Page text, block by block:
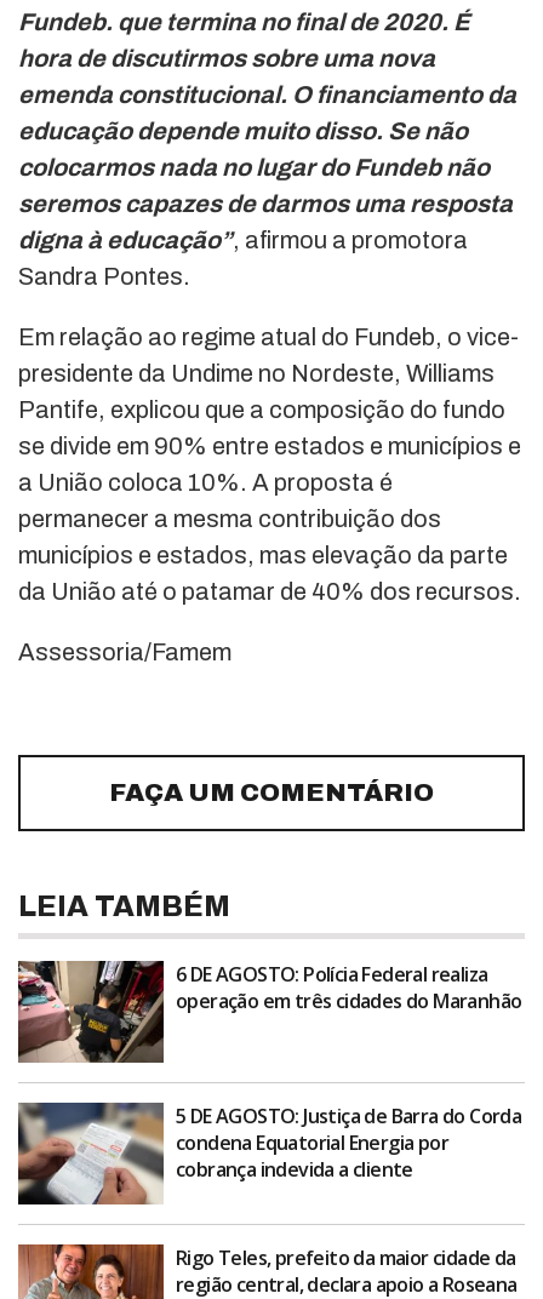
Fundeb. que termina no final de 2020. É
hora de discutirmos sobre uma nova
emenda constitucional. O financiamento da
educação depende muito disso. Se não
colocarmos nada no lugar do Fundeb não
seremos capazes de darmos uma resposta
digna à educação”, afirmou a promotora
Sandra Pontes.
Em relação ao regime atual do Fundeb, o vice-
presidente da Undime no Nordeste, Williams
Pantife, explicou que a composição do fundo
se divide em 90% entre estados e municípios e
a União coloca 10%. A proposta é
permanecer a mesma contribuição dos
municípios e estados, mas elevação da parte
da União até o patamar de 40% dos recursos.
Assessoria/Famem
FAÇA UM COMENTÁRIO
LEIA TAMBÉM
6 DE AGOSTO: Polícia Federal realiza
operação em três cidades do Maranhão
5 DE AGOSTO: Justiça de Barra do Corda
condena Equatorial Energia por
cobrança indevida a cliente
Rigo Teles, prefeito da maior cidade da
região central, declara apoio a Roseana